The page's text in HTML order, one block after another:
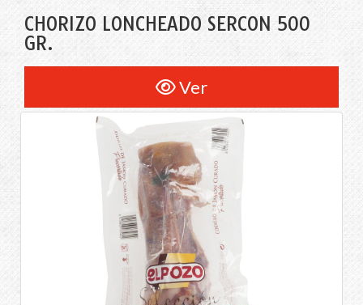
CHORIZO LONCHEADO SERCON 500
GR.
Ver